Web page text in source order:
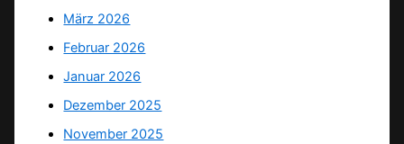
März 2026
Februar 2026
Januar 2026
Dezember 2025
November 2025